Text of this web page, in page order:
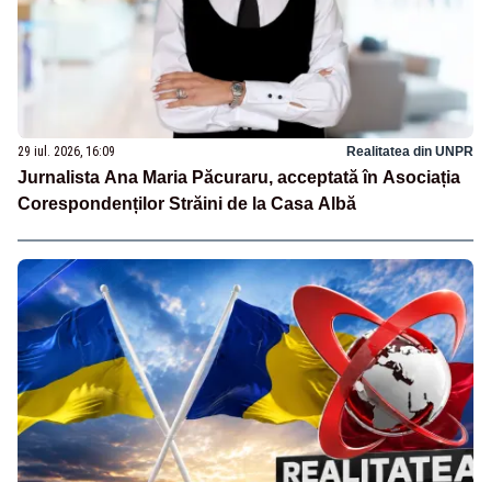
29 iul. 2026, 16:09 Realitatea din UNPR
Jurnalista Ana Maria Păcuraru, acceptată în Asociația
Corespondenților Străini de la Casa Albă